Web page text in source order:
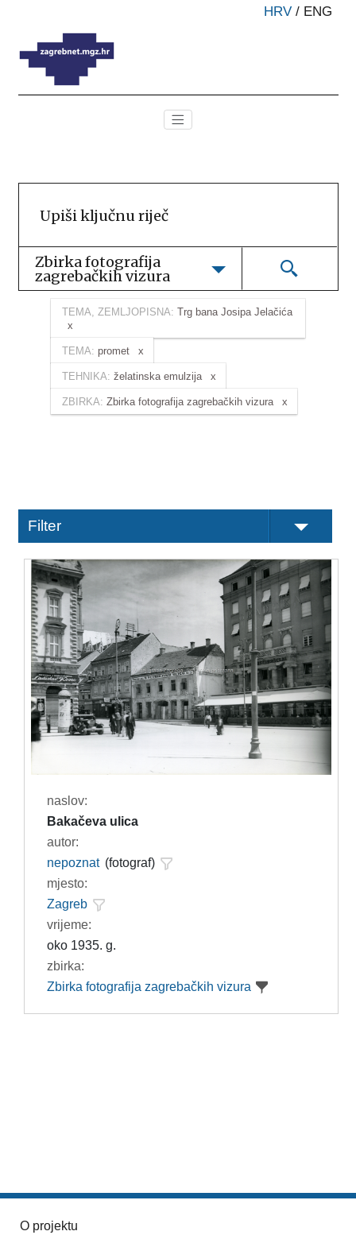
HRV / ENG
Zbirka fotografija
zagrebačkih vizura
TEMA, ZEMLJOPISNA: Trg bana Josipa Jelačića
TEMA: promet
TEHNIKA: želatinska emulzija
ZBIRKA: Zbirka fotografija zagrebačkih vizura
Filter
naslov:
Bakačeva ulica
autor:
nepoznat (fotograf)
mjesto:
Zagreb
vrijeme:
oko 1935. g.
zbirka:
Zbirka fotografija zagrebačkih vizura
O projektu